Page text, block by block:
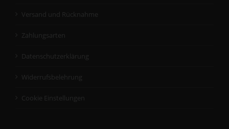
Versand und Rücknahme
Zahlungsarten
Datenschutzerklärung
Widerrufsbelehrung
Cookie Einstellungen